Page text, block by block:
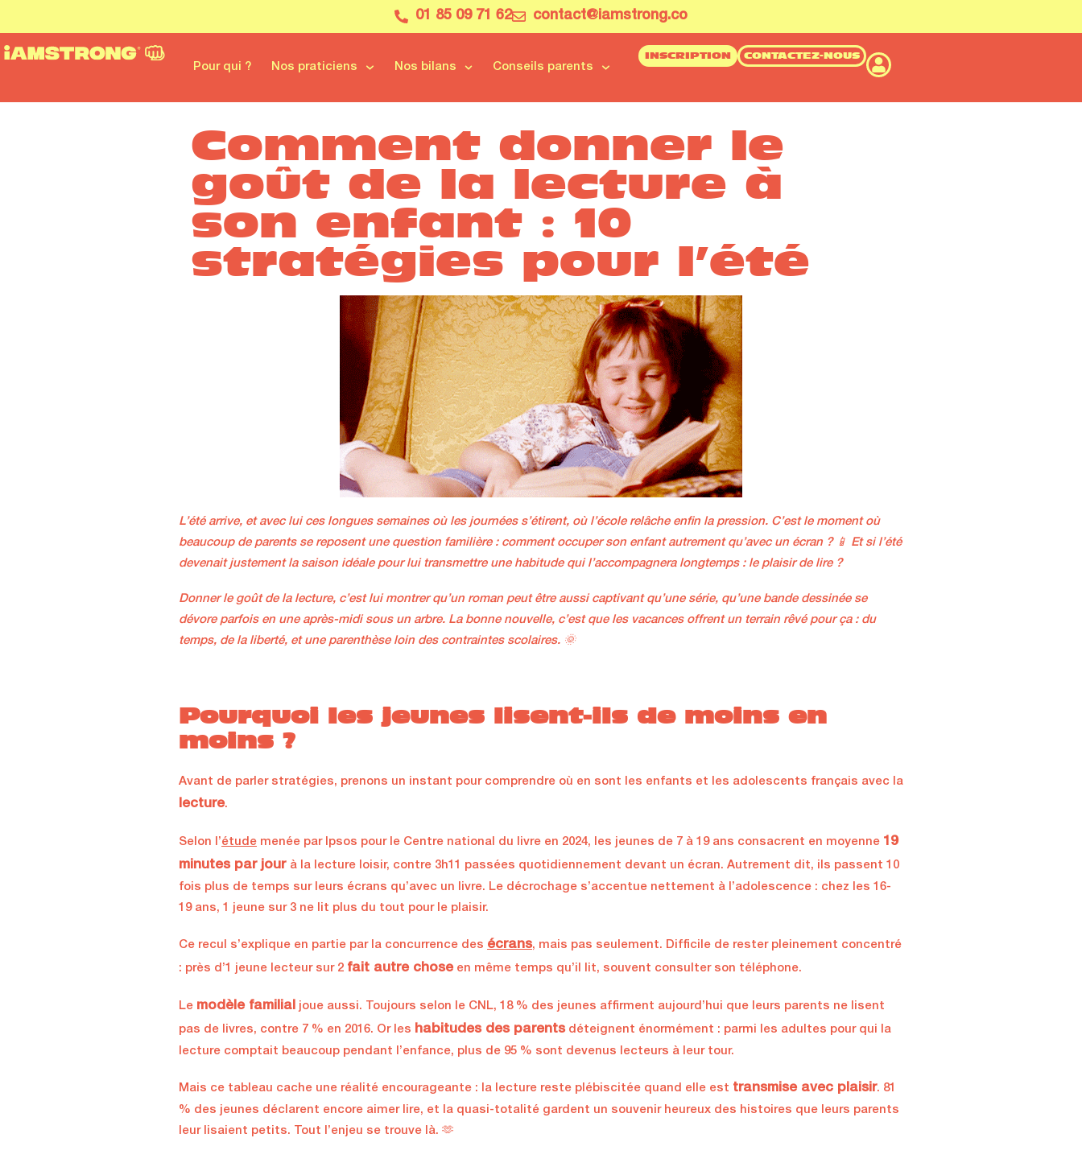
01 85 09 71 62 contact@iamstrong.co
Pour qui ? Nos praticiens Nos bilans Conseils parents
INSCRIPTION CONTACTEZ-NOUS
Comment donner le
goût de la lecture à
son enfant : 10
stratégies pour l’été
L’été arrive, et avec lui ces longues semaines où les journées s’étirent, où l’école relâche enfin la pression. C’est le moment où
beaucoup de parents se reposent une question familière : comment occuper son enfant autrement qu’avec un écran ? 📱 Et si l’été
devenait justement la saison idéale pour lui transmettre une habitude qui l’accompagnera longtemps : le plaisir de lire ?
Donner le goût de la lecture, c’est lui montrer qu’un roman peut être aussi captivant qu’une série, qu’une bande dessinée se
dévore parfois en une après-midi sous un arbre. La bonne nouvelle, c’est que les vacances offrent un terrain rêvé pour ça : du
temps, de la liberté, et une parenthèse loin des contraintes scolaires. 🌞
Pourquoi les jeunes lisent-ils de moins en
moins ?
Avant de parler stratégies, prenons un instant pour comprendre où en sont les enfants et les adolescents français avec la
lecture.
Selon l’étude menée par Ipsos pour le Centre national du livre en 2024, les jeunes de 7 à 19 ans consacrent en moyenne 19
minutes par jour à la lecture loisir, contre 3h11 passées quotidiennement devant un écran. Autrement dit, ils passent 10
fois plus de temps sur leurs écrans qu’avec un livre. Le décrochage s’accentue nettement à l’adolescence : chez les 16-
19 ans, 1 jeune sur 3 ne lit plus du tout pour le plaisir.
Ce recul s’explique en partie par la concurrence des écrans, mais pas seulement. Difficile de rester pleinement concentré
: près d’1 jeune lecteur sur 2 fait autre chose en même temps qu’il lit, souvent consulter son téléphone.
Le modèle familial joue aussi. Toujours selon le CNL, 18 % des jeunes affirment aujourd’hui que leurs parents ne lisent
pas de livres, contre 7 % en 2016. Or les habitudes des parents déteignent énormément : parmi les adultes pour qui la
lecture comptait beaucoup pendant l’enfance, plus de 95 % sont devenus lecteurs à leur tour.
Mais ce tableau cache une réalité encourageante : la lecture reste plébiscitée quand elle est transmise avec plaisir. 81
% des jeunes déclarent encore aimer lire, et la quasi-totalité gardent un souvenir heureux des histoires que leurs parents
leur lisaient petits. Tout l’enjeu se trouve là. 🫶